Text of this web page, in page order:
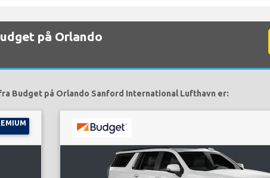
på Orlando
Budget på Orlando Sanford International Lufthavn er: